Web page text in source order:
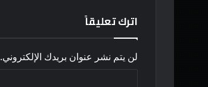
اترك تعليقاً
لن يتم نشر عنوان بريدك الإلكتروني.